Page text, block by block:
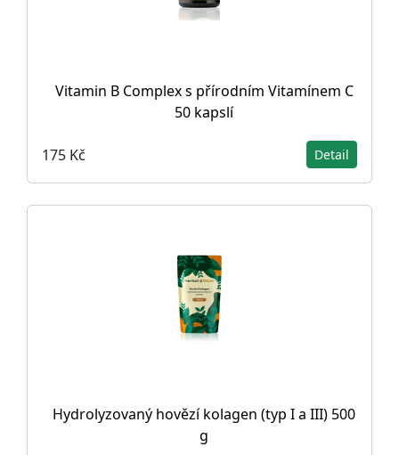
Vitamin B Complex s přírodním Vitamínem C
50 kapslí
175 Kč Detail
Hydrolyzovaný hovězí kolagen (typ I a III) 500
g